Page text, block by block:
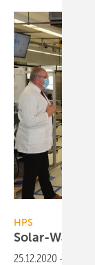
HPS
Solar-
25.12.2020 -